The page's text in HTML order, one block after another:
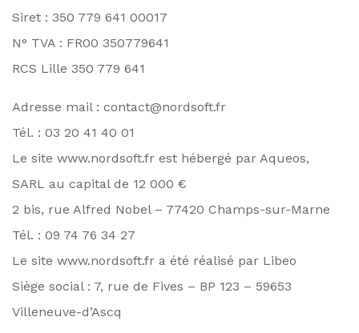
Siret : 350 779 641 00017
N° TVA : FR00 350779641
RCS Lille 350 779 641
Adresse mail : contact@nordsoft.fr
Tél. : 03 20 41 40 01
Le site www.nordsoft.fr est hébergé par Aqueos,
SARL au capital de 12 000 €
2 bis, rue Alfred Nobel – 77420 Champs-sur-Marne
Tél. : 09 74 76 34 27
Le site www.nordsoft.fr a été réalisé par Libeo
Siège social : 7, rue de Fives – BP 123 – 59653
Villeneuve-d’Ascq